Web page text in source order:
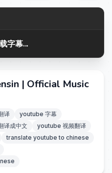
字幕...
| Official Music
译
youtube 字幕
译成中文
youtube 视频翻译
translate youtube to chinese